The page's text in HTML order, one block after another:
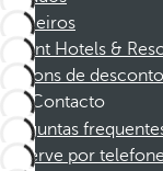
Parceiros
Dorint Hotels &
Cupons de desconto
Contacto
Perguntas
Reserve por telefone